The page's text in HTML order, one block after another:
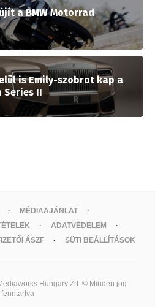
a BMW Motorrad
is Emily-szobrot kap a
Series II
MÉDIAAJÁNLAT
ADATVÉDELEM
ÁSZF SÜTI BEÁLLÍTÁSOK
Hungary Zrt. © Minden jog
fenntartva